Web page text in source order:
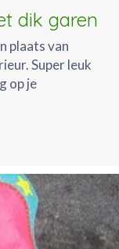
dik garen
plaats van
Super leuk
op je